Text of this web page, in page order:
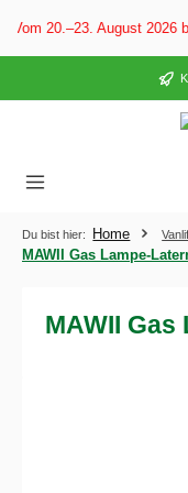
springen
20.–23. August 2026
Du bist hier: Home
MAWII Gas Lampe-
MAWII Gas